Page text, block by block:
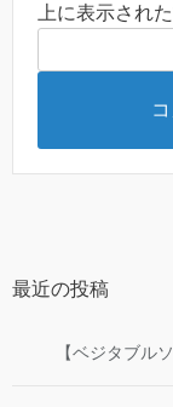
上に表示され
最近の投稿
【ベジタブル